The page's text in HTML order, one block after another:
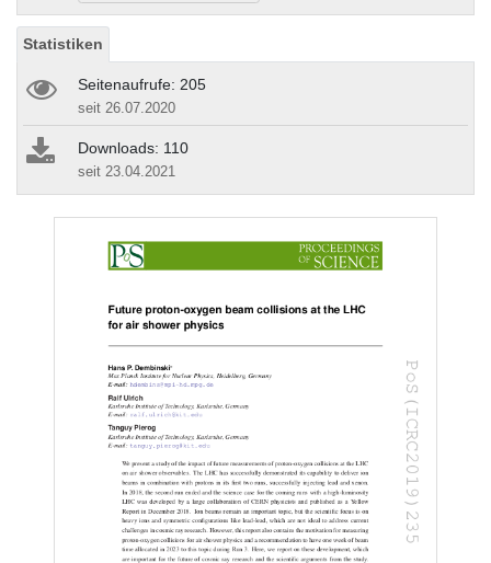
Statistiken
Seitenaufrufe: 205
seit 26.07.2020
Downloads: 110
seit 23.04.2021